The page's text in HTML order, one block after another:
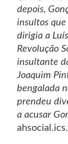
depois,
insultos
dirigia a
Revolução
insultante
Joaquim
bengalada
prendeu
a acusar